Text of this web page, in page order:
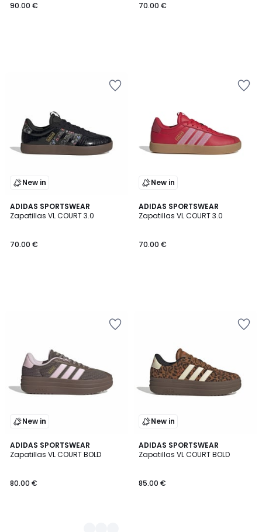
90.00 €
70.00 €
New in
ADIDAS SPORTSWEAR
Zapatillas VL COURT 3.0
70.00 €
New in
ADIDAS SPORTSWEAR
Zapatillas VL COURT 3.0
70.00 €
New in
ADIDAS SPORTSWEAR
Zapatillas VL COURT BOLD
80.00 €
2
Colores
New in
ADIDAS SPORTSWEAR
Zapatillas VL COURT BOLD
85.00 €